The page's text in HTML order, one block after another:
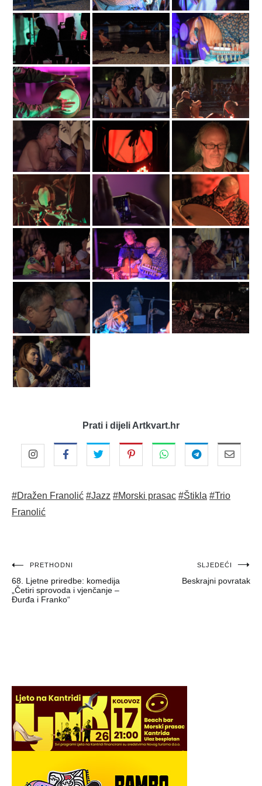
Prati i dijeli Artkvart.hr
#Dražen Franolić #Jazz #Morski prasac #Štikla #Trio
Franolić
Navigacija
objava
PRETHODNI
68. Ljetne priredbe: komedija
„Četiri sprovoda i vjenčanje –
Đurđa i Franko“
SLJEDEĆI
Beskrajni povratak